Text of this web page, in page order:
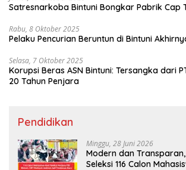
Satresnarkoba Bintuni Bongkar Pabrik Cap
Rabu, 8 Oktober 2025
Pelaku Pencurian Beruntun di Bintuni
Selasa, 7 Oktober 2025
Korupsi Beras ASN Bintuni: Tersangka dari
20 Tahun Penjara
Pendidikan
Minggu, 28 Juni 2026
Modern dan Transparan,
Seleksi 116 Calon